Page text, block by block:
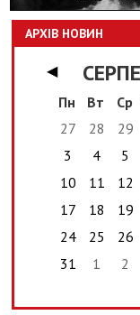
АРХІВ НОВИН
◀
Пн
Вт Ср
27
28 29
3
4 5
10
11 12
17
18 19
24
25 26
31
1 2